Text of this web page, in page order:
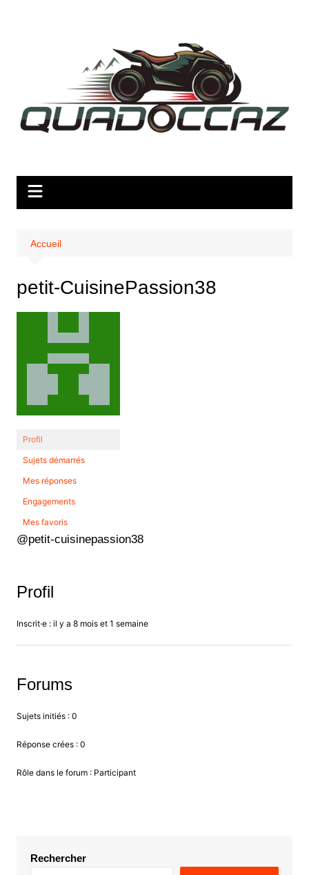
Accueil
petit-CuisinePassion38
Profil
Sujets démarrés
Mes réponses
Engagements
Mes favoris
@petit-cuisinepassion38
Profil
Inscrit·e : il y a 8 mois et 1 semaine
Forums
Sujets initiés : 0
Réponse crées : 0
Rôle dans le forum : Participant
Rechercher